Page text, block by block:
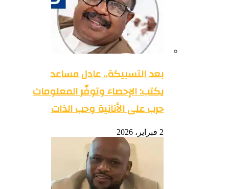
بعد التسبيكة.. عادل مساعد
يكتب: الإحصاء وتوفّر المعلومات
حرب على الأنانية وحب الذات